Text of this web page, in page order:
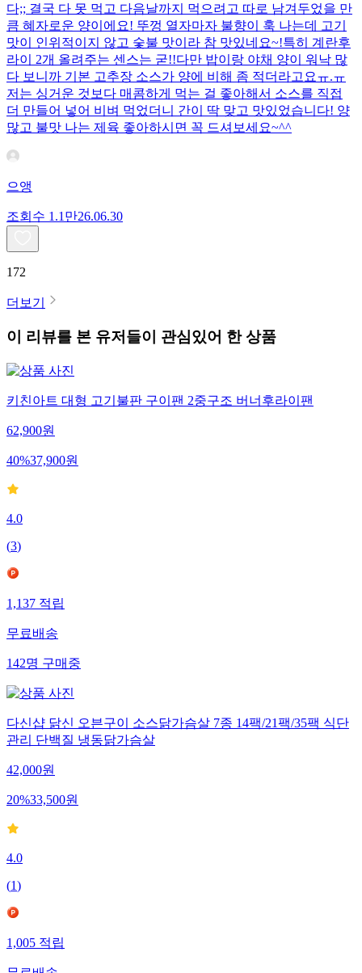
다;; 결국 다 못 먹고 다음날까지 먹으려고 따로 남겨두었을 만
큼 혜자로운 양이에요! 뚜껑 열자마자 불향이 훅 나는데 고기
맛이 인위적이지 않고 숯불 맛이라 참 맛있네요~!특히 계란후
라이 2개 올려주는 센스는 굳!! ​다만 밥이랑 야채 양이 워낙 많
다 보니까 기본 고추장 소스가 양에 비해 좀 적더라고요ㅠ.ㅠ
저는 싱거운 것보다 매콤하게 먹는 걸 좋아해서 소스를 직접
더 만들어 넣어 비벼 먹었더니 간이 딱 맞고 맛있었습니다! 양
많고 불맛 나는 제육 좋아하시면 꼭 드셔보세요~^^
으앵
조회수 1.1만26.06.30
172
더보기
이 리뷰를 본 유저들이 관심있어 한 상품
키친아트 대형 고기불판 구이팬 2중구조 버너후라이팬
62,900원
40%37,900원
4.0
(3)
1,137 적립
무료배송
142명 구매중
다신샵 닭신 오븐구이 소스닭가슴살 7종 14팩/21팩/35팩 식단
관리 단백질 냉동닭가슴살
42,000원
20%33,500원
4.0
(1)
1,005 적립